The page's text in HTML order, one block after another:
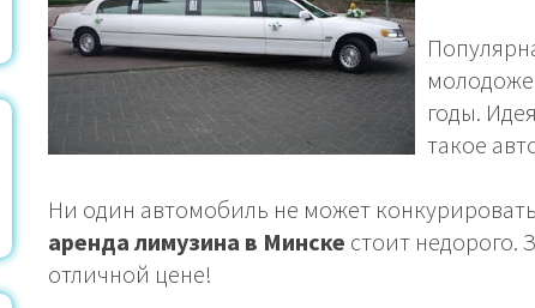
годы.
такое
Ни один автомобиль не может
аренда лимузина в Минске стоит недорого.
отличной цене!